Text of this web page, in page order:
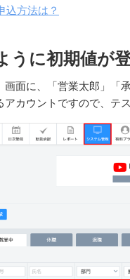
込方法は？
うに初期値が
画面に、「営業太郎」「
アカウントですので、テ